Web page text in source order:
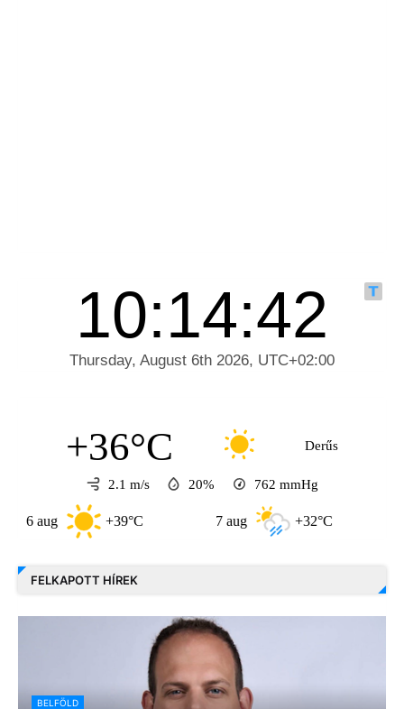
+36°C Derűs
2.1 m/s 20% 762 mmHg
+39°C +32°C
FELKAPOTT HÍREK
BELFÖLD